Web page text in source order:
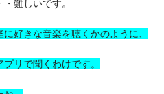
難しいです。
好きな音楽を聴くかのように、
リで聞くわけです。